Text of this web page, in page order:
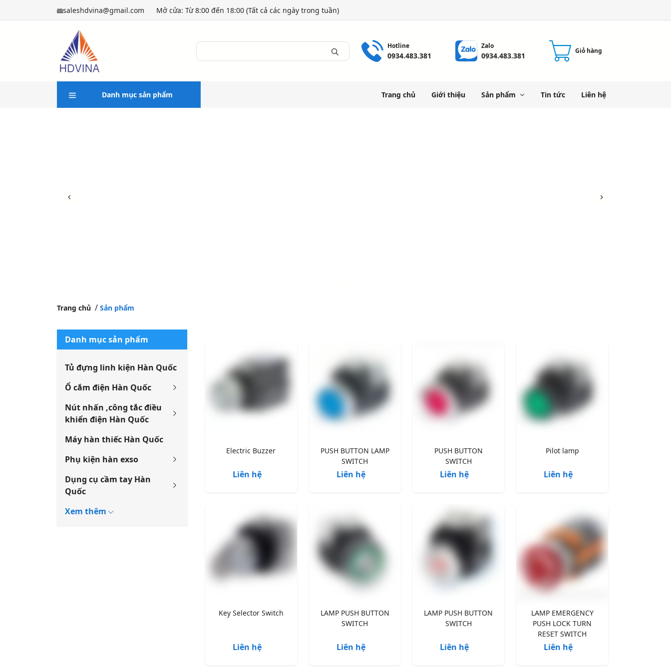
saleshdvina@gmail.com Mở cửa: Từ 8:00 đến 18:00 (Tất cả các ngày trong tuần)
Hotline
0934.483.381
Zalo
0934.483.381 Giỏ hàng
Danh mục sản phẩm Trang chủ Giới thiệu Sản phẩm Tin tức Liên hệ
Trang chủ Sản phẩm
Danh mục sản phẩm
Tủ đựng linh kiện Hàn Quốc
Ổ cắm điện Hàn Quốc
Nút nhấn ,công tắc điều
khiển điện Hàn Quốc
Máy hàn thiếc Hàn Quốc
Phụ kiện hàn exso
Dụng cụ cầm tay Hàn
Quốc
Electric Buzzer
Liên hệ
PUSH BUTTON LAMP
SWITCH
Liên hệ
PUSH BUTTON
SWITCH
Liên hệ
Pilot lamp
Liên hệ
Key Selector Switch
Liên hệ
LAMP PUSH BUTTON
SWITCH
Liên hệ
LAMP PUSH BUTTON
SWITCH
Liên hệ
LAMP EMERGENCY
PUSH LOCK TURN
RESET SWITCH
Liên hệ